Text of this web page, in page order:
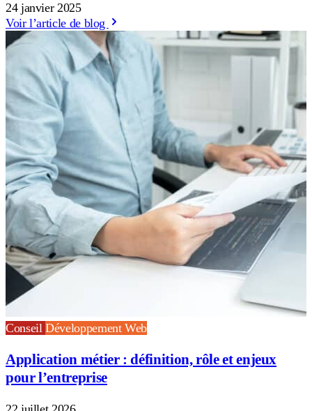
24 janvier 2025
Voir l’article de blog
ConseilDéveloppement Web
Application métier : définition, rôle et enjeux
pour l’entreprise